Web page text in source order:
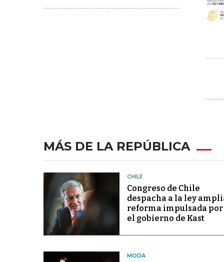
MÁS DE LA REPÚBLICA
CHILE
Congreso de Chile
despacha a la ley
reforma impulsada por
el gobierno de Kast
MODA